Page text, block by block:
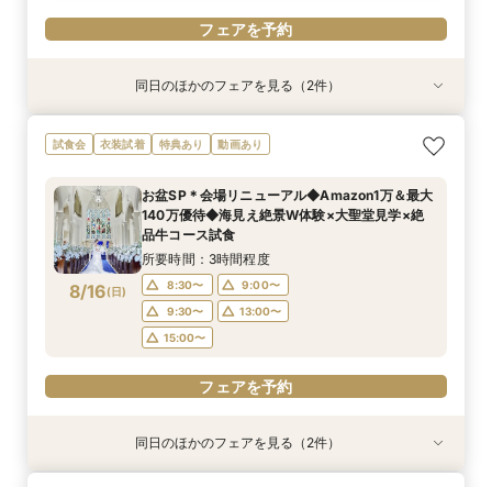
フェアを予約
衣装試着 特典あり
8/15(土
【大切なペットと挙式＆披露宴どちらもOK】
ペット婚*安心相談会
9:30〜 15:00〜
フェアを予約
衣装試着 特典あり
8/15(土
140万優待◇絶景会場×祝福の大聖堂＊料理評価
◎コース試食付
9:00〜
13:00〜
15:00〜
フェアを予約
同日のほかのフェアを見る（2件）
試食会 衣装試着 特典あり 動画あり
8/16(日)
お盆SP＊会場リニューアル◆Amazon1万＆最大
140万優待◆海見え絶景W体験×大聖堂見学×絶
品牛コース試食
所要時間：3時間程度
8:30〜
9:00〜
9:30〜
13:00〜
15:00〜
フェアを予約
衣装試着 特典あり
衣装試着 特典あり
同日のほかのフェアを見る（2件）